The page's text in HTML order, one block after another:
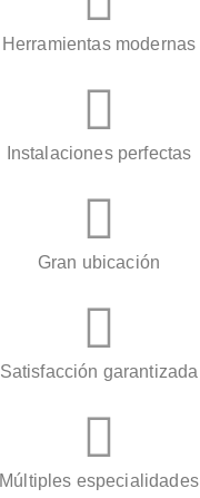
Herramientas modernas
Instalaciones perfectas
Gran ubicación
Satisfacción garantizada
Múltiples especialidades